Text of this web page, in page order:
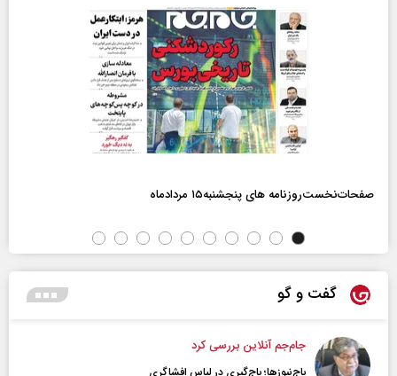
صفحات‌نخست‌روزنامه ها‌ی پنجشنبه‌۱۵ مردادماه
گفت و گو
جام‌جم آنلاین بررسی کرد
باج‌نیوزها؛ باج‌گیری در لباس افشاگری